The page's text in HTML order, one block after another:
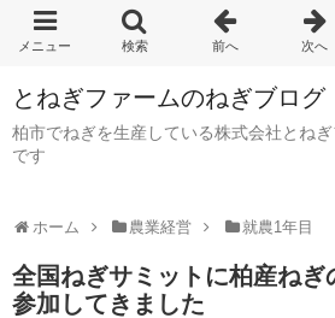
とねぎファームのねぎブログ
柏市でねぎを生産している株式会社とね
です
ホーム 農業経営 就農1年目
全国ねぎサミットに柏産ねぎ
参加してきました